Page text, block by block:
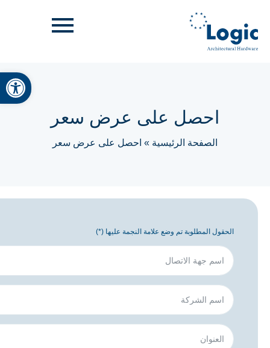
احصل على عرض سعر
الصفحة الرئيسية » احصل على عرض سعر
الحقول المطلوبة تم وضع علامة النجمة عليها (*)